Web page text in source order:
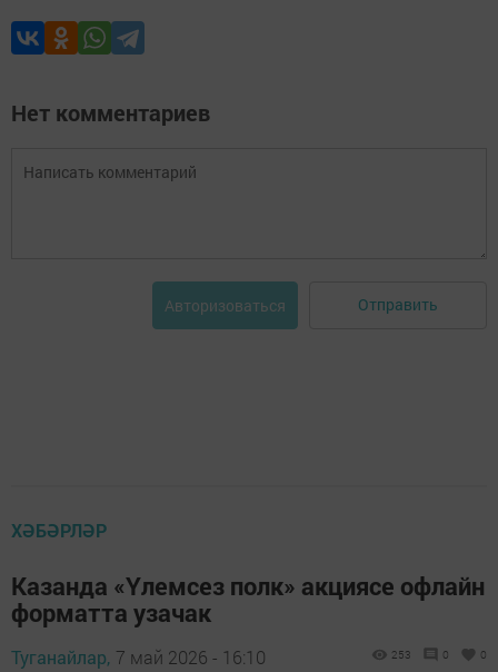
Нет комментариев
Авторизоваться Отправить
ХӘБӘРЛӘР
Казанда «Үлемсез полк» акциясе офлайн
форматта узачак
Туганайлар, 7 май 2026 - 16:10 253 0 0